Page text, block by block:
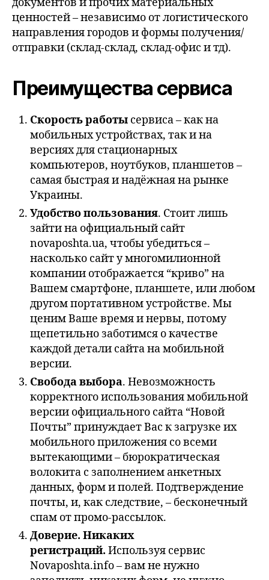
ценностей – независимо от логистического
направления городов и формы получения/
отправки (склад-склад, склад-офис и тд).
Преимущества сервиса
Скорость работы сервиса – как на
мобильных устройствах, так и на
версиях для стационарных
компьютеров, ноутбуков, планшетов –
самая быстрая и надёжная на рынке
Украины.
Удобство пользования. Стоит лишь
зайти на официальный сайт
novaposhta.ua, чтобы убедиться –
насколько сайт у многомилионной
компании отображается “криво” на
Вашем смартфоне, планшете, или любом
другом портативном устройстве. Мы
ценим Ваше время и нервы, потому
щепетильно заботимся о качестве
каждой детали сайта на мобильной
версии.
Свобода выбора. Невозможность
корректного использования мобильной
версии официального сайта “Новой
Почты” принуждает Вас к загрузке их
мобильного приложения со всеми
вытекающими – бюрократическая
волокита с заполнением анкетных
данных, форм и полей. Подтверждение
почты, и, как следствие, – бесконечный
спам от промо-рассылок.
Доверие. Никаких
регистраций. Используя сервис
Novaposhta.info – вам не нужно